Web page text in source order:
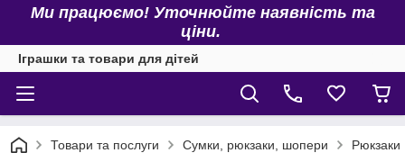
Ми працюємо! Уточнюйте наявність та
ціни.
Іграшки та товари для дітей
Товари та послуги Сумки, рюкзаки, шопери Рюкзаки